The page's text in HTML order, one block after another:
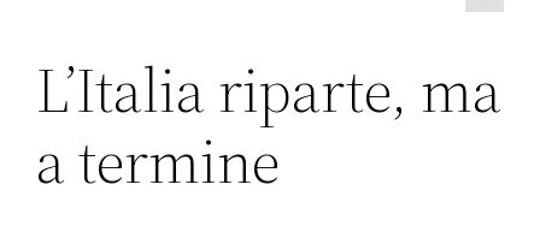
L’Italia riparte, ma
a termine